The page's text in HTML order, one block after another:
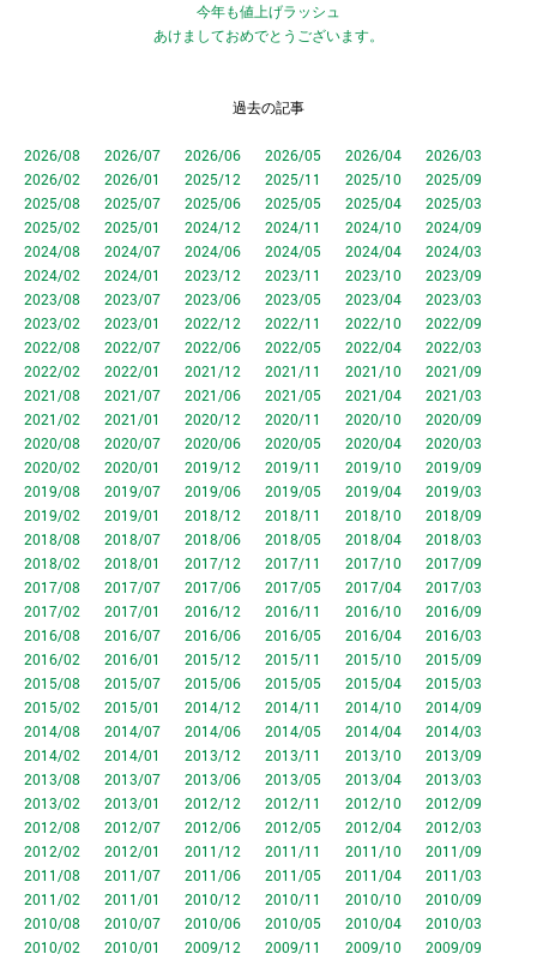
今年も値上げラッシュ
あけましておめでとうございます。
過去の記事
2026/08 2026/07 2026/06 2026/05 2026/04
2026/03
2026/02
2026/01 2025/12 2025/11 2025/10
2025/09
2025/08
2025/07 2025/06 2025/05 2025/04
2025/03
2025/02
2025/01 2024/12 2024/11 2024/10
2024/09
2024/08
2024/07 2024/06 2024/05 2024/04
2024/03
2024/02
2024/01 2023/12 2023/11 2023/10
2023/09
2023/08
2023/07 2023/06 2023/05 2023/04
2023/03
2023/02
2023/01 2022/12 2022/11 2022/10
2022/09
2022/08
2022/07 2022/06 2022/05 2022/04
2022/03
2022/02
2022/01 2021/12 2021/11 2021/10
2021/09
2021/08
2021/07 2021/06 2021/05 2021/04
2021/03
2021/02
2021/01 2020/12 2020/11 2020/10
2020/09
2020/08
2020/07 2020/06 2020/05 2020/04
2020/03
2020/02
2020/01 2019/12 2019/11 2019/10
2019/09
2019/08
2019/07 2019/06 2019/05 2019/04
2019/03
2019/02
2019/01 2018/12 2018/11 2018/10
2018/09
2018/08
2018/07 2018/06 2018/05 2018/04
2018/03
2018/02
2018/01 2017/12 2017/11 2017/10
2017/09
2017/08
2017/07 2017/06 2017/05 2017/04
2017/03
2017/02
2017/01 2016/12 2016/11 2016/10
2016/09
2016/08
2016/07 2016/06 2016/05 2016/04
2016/03
2016/02
2016/01 2015/12 2015/11 2015/10
2015/09
2015/08
2015/07 2015/06 2015/05 2015/04
2015/03
2015/02
2015/01 2014/12 2014/11 2014/10
2014/09
2014/08
2014/07 2014/06 2014/05 2014/04
2014/03
2014/02
2014/01 2013/12 2013/11 2013/10
2013/09
2013/08
2013/07 2013/06 2013/05 2013/04
2013/03
2013/02
2013/01 2012/12 2012/11 2012/10
2012/09
2012/08
2012/07 2012/06 2012/05 2012/04
2012/03
2012/02
2012/01 2011/12 2011/11 2011/10
2011/09
2011/08
2011/07 2011/06 2011/05 2011/04
2011/03
2011/02
2011/01 2010/12 2010/11 2010/10
2010/09
2010/08
2010/07 2010/06 2010/05 2010/04
2010/03
2010/02
2010/01 2009/12 2009/11 2009/10
2009/09